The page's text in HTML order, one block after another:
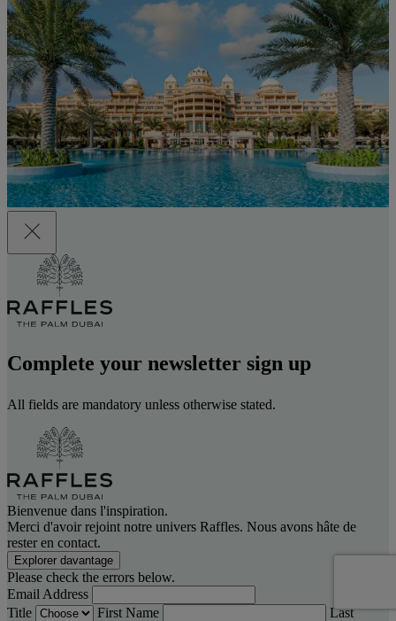
Complete your newsletter sign up
All fields are mandatory unless otherwise stated.
Bienvenue dans l'inspiration.
Merci d'avoir rejoint notre univers Raffles. Nous avons hâte de
rester en contact.
Explorer davantage
Please check the errors below.
Email Address
Title
First Name Last